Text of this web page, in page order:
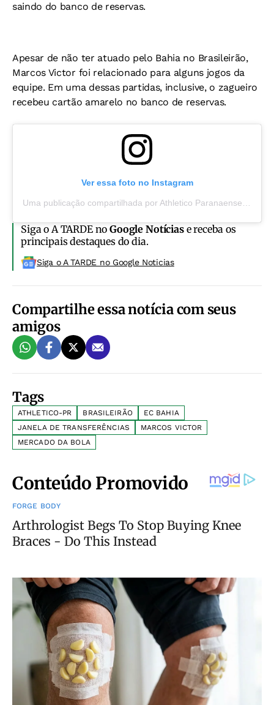
saindo do banco de reservas.
Apesar de não ter atuado pelo Bahia no Brasileirão,
Marcos Victor foi relacionado para alguns jogos da
equipe. Em uma dessas partidas, inclusive, o zagueiro
recebeu cartão amarelo no banco de reservas.
Ver essa foto no Instagram
Siga o A TARDE noGoogle Notíciase receba os
principais destaques do dia.
Siga o A TARDE no Google Noticias
Compartilhe essa notícia com seus
amigos
Tags
ATHLETICO-PR BRASILEIRÃO
EC BAHIA
JANELA DE TRANSFERÊNCIAS
MARCOS VICTOR
MERCADO DA BOLA